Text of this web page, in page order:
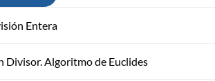
Entera
Divisor. Algoritmo de Euclides